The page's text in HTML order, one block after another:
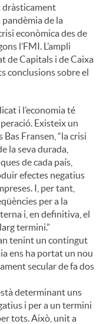
dràsticament
de la
econòmica des de
l’FMI. L’ampli
de Capitals i de Caixa
conclusions sobre el
i l’economia té
Existeix un
Fransen, “la crisi
la seva durada,
de cada país,
efectes negatius
I, per tant,
per a la
i, en definitiva, el
termini.”
tenint un contingut
ens ha portat un nou
secular de fa dos
determinant uns
i per a un termini
tots. Això, unit a